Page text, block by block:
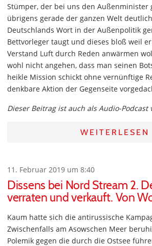
Stümper, der bei uns den Außenminister
übrigens gerade der ganzen Welt
Deutschlands Wort in der Außenpolitik
Bettvorleger taugt und dieses bloß weil
Verstand Luft durch Reden anwärmen
wohl nicht angehen, dass man seinen
heikle Mission schickt ohne vernünftige
denkbare Aktion der Gegenseite
Dieser Beitrag ist auch als Audio-Podcast
WEITERLESEN
11. Februar 2019 um 8:40
Dissens bei Nord Stream 2.
verraten und verkauft. Von
Kaum hatte sich die antirussische
Zwischenfalls am Asowschen Meer
Polemik gegen die durch die Ostsee